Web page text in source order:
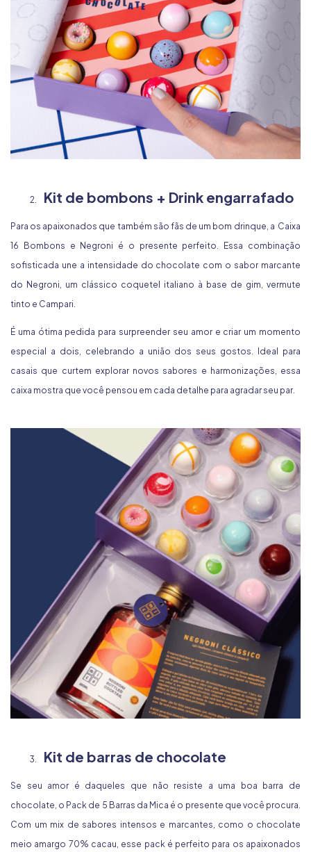
Kit de bombons + Drink engarrafado
Para os apaixonados que também são fãs de um bom drinque, a Caixa
16 Bombons e Negroni é o presente perfeito. Essa combinação
sofisticada une a intensidade do chocolate com o sabor marcante
do Negroni, um clássico coquetel italiano à base de gim, vermute
tinto e Campari.
É uma ótima pedida para surpreender seu amor e criar um momento
especial a dois, celebrando a união dos seus gostos. Ideal para
casais que curtem explorar novos sabores e harmonizações, essa
caixa mostra que você pensou em cada detalhe para agradar seu par.
Kit de barras de chocolate
Se seu amor é daqueles que não resiste a uma boa barra de
chocolate, o Pack de 5 Barras da Mica é o presente que você procura.
Com um mix de sabores intensos e marcantes, como o chocolate
meio amargo 70% cacau, esse pack é perfeito para os apaixonados